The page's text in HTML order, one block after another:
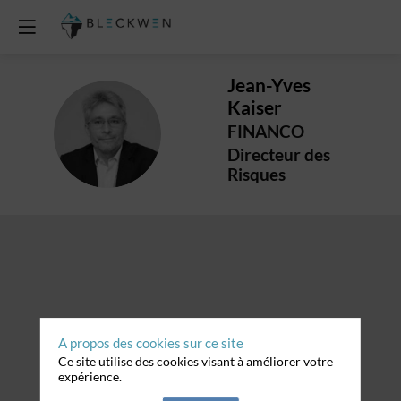
JK
Jean-Yves
Kaiser
FINANCO
Directeur des
Risques
A propos des cookies sur ce site
Ce site utilise des cookies visant à améliorer votre
expérience.